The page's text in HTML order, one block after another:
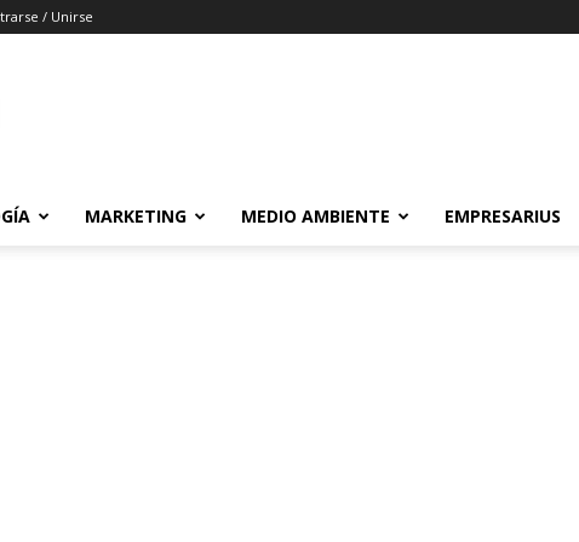
/ Unirse
MARKETING MEDIO AMBIENTE EMPRESARIUS